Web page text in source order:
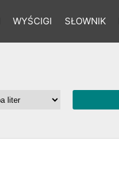
WYŚCIGI SŁOWNIK